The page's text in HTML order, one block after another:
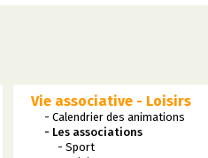
Vie associative - Loisirs
- Calendrier des animations
- Les associations
- Sport